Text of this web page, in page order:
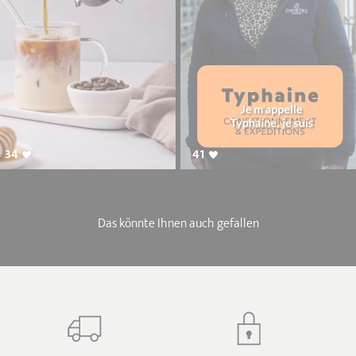
34 41
Das könnte Ihnen auch gefallen